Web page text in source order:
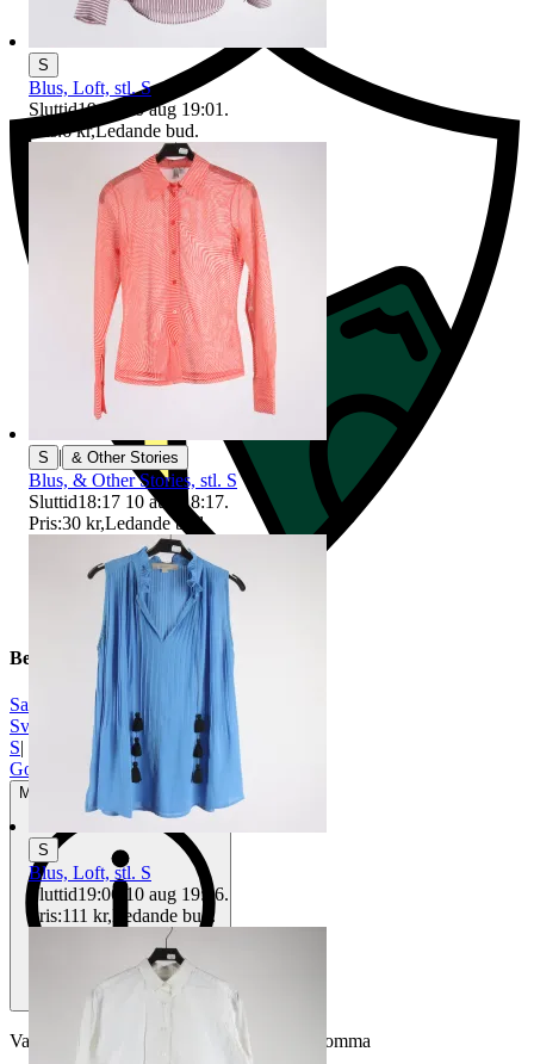
Beskrivning
Samsøe & Samsøe |
Svart
S|
Gott använt skick
Mindre tecken på användning
Varan är begagnad och defekter kan förekomma
S
Blus, Loft, stl. S
Sluttid19:01 10 aug 19:01 .
Pris:6 kr,Ledande bud.
S | & Other Stories
Blus, & Other Stories, stl. S
Sluttid18:17 10 aug 18:17.
Pris:30 kr,Ledande bud.
S
Blus, Loft, stl. S
Sluttid19:06 10 aug 19:06.
Pris:111 kr,Ledande bud .